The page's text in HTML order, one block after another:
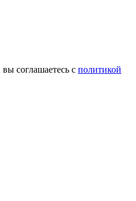
соглашаетесь с политикой